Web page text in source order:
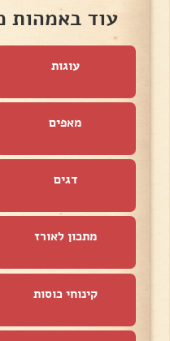
עוד באמהות
עוגות
מאפים
דגים
מתכון לאורז
קינוחי כוסות